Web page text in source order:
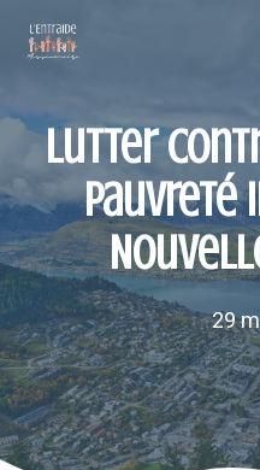
Lutter
pauvreté
29